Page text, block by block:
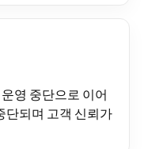
영 중단으로 이어
단되며 고객 신뢰가